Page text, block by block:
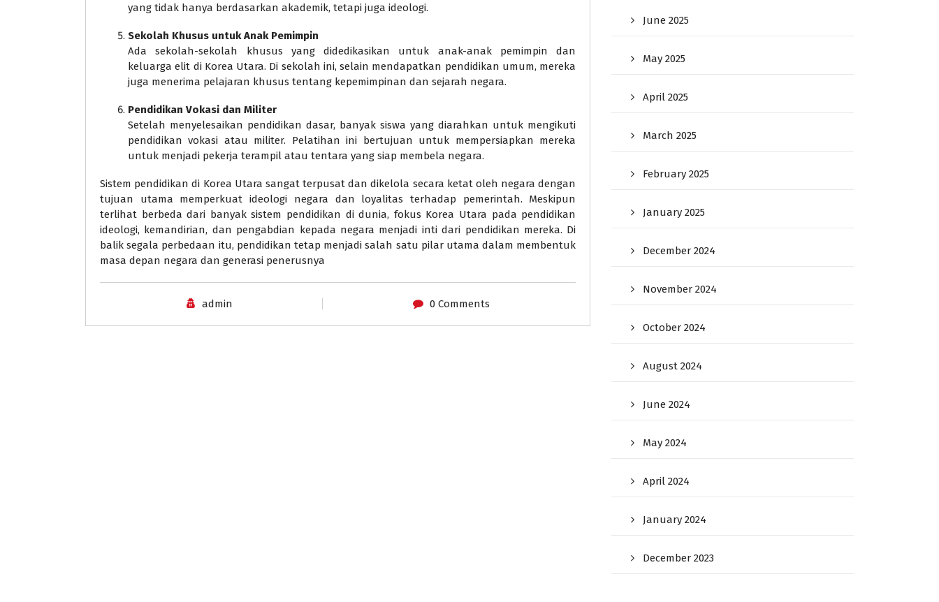
yang tidak hanya berdasarkan akademik, tetapi juga ideologi.
Sekolah Khusus untuk Anak Pemimpin
Ada sekolah-sekolah khusus yang didedikasikan untuk anak-anak pemimpin dan
keluarga elit di Korea Utara. Di sekolah ini, selain mendapatkan pendidikan umum, mereka
juga menerima pelajaran khusus tentang kepemimpinan dan sejarah negara.
Pendidikan Vokasi dan Militer
Setelah menyelesaikan pendidikan dasar, banyak siswa yang diarahkan untuk mengikuti
pendidikan vokasi atau militer. Pelatihan ini bertujuan untuk mempersiapkan mereka
untuk menjadi pekerja terampil atau tentara yang siap membela negara.
Sistem pendidikan di Korea Utara sangat terpusat dan dikelola secara ketat oleh negara dengan
tujuan utama memperkuat ideologi negara dan loyalitas terhadap pemerintah. Meskipun
terlihat berbeda dari banyak sistem pendidikan di dunia, fokus Korea Utara pada pendidikan
ideologi, kemandirian, dan pengabdian kepada negara menjadi inti dari pendidikan mereka. Di
balik segala perbedaan itu, pendidikan tetap menjadi salah satu pilar utama dalam membentuk
masa depan negara dan generasi penerusnya
admin 0 Comments
June 2025
May 2025
April 2025
March 2025
February 2025
January 2025
December 2024
November 2024
October 2024
August 2024
June 2024
May 2024
April 2024
January 2024
December 2023